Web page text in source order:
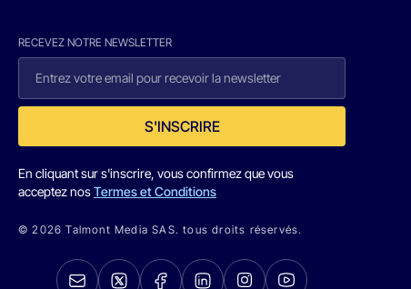
RECEVEZ NOTRE NEWSLETTER
S'INSCRIRE
En cliquant sur s'inscrire, vous confirmez que vous
acceptez nosTermes et Conditions
© 2026 Talmont Media SAS. tous droits réservés.